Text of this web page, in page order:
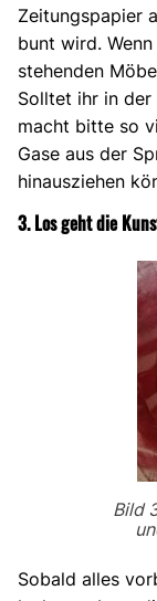
Zeitungspapier
bunt wird.
stehenden
Solltet ihr in der
macht bitte so
Gase aus der
hinausziehen
3. Los geht die
Bild
Sobald alles